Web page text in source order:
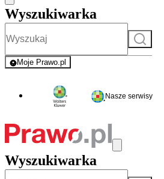
Wyszukiwarka
Szukaj
Moje Prawo.pl
- rejestracja i logowanie do serwisu
Nasze serwisy
Wyszukiwarka